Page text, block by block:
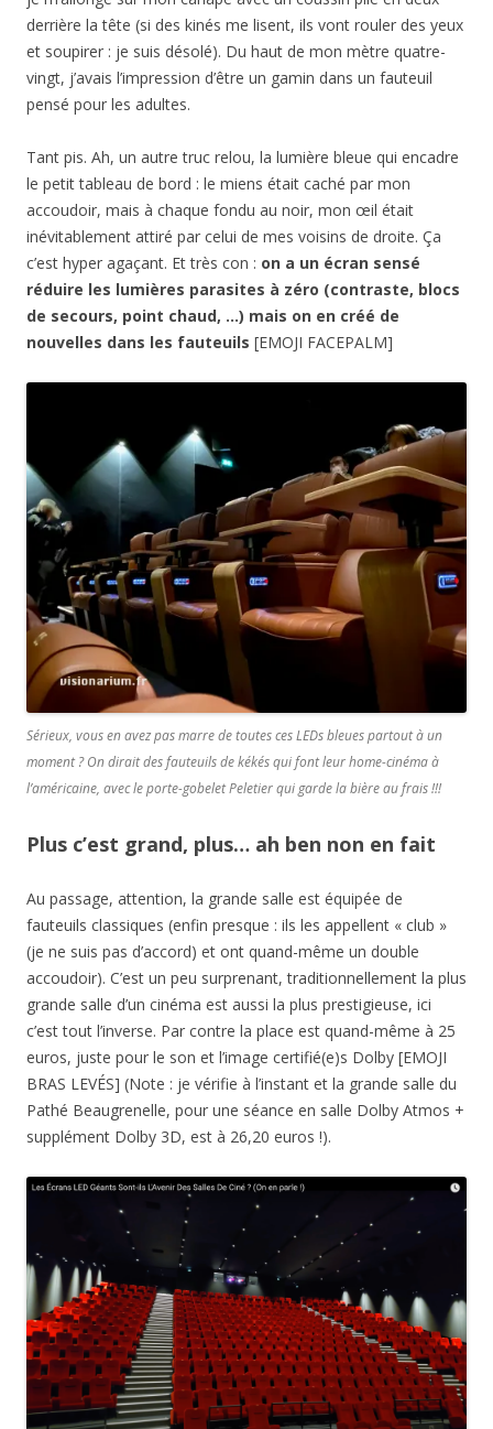
derrière la tête (si des kinés me lisent, ils vont rouler des yeux
et soupirer : je suis désolé). Du haut de mon mètre quatre-
vingt, j’avais l’impression d’être un gamin dans un fauteuil
pensé pour les adultes.
Tant pis. Ah, un autre truc relou, la lumière bleue qui encadre
le petit tableau de bord : le miens était caché par mon
accoudoir, mais à chaque fondu au noir, mon œil était
inévitablement attiré par celui de mes voisins de droite. Ça
c’est hyper agaçant. Et très con : on a un écran sensé
réduire les lumières parasites à zéro (contraste, blocs
de secours, point chaud, …) mais on en créé de
nouvelles dans les fauteuils [EMOJI FACEPALM]
Sérieux, vous en avez pas marre de toutes ces LEDs bleues partout à un
moment ? On dirait des fauteuils de kékés qui font leur home-cinéma à
l’américaine, avec le porte-gobelet Peletier qui garde la bière au frais !!!
Plus c’est grand, plus… ah ben non en fait
Au passage, attention, la grande salle est équipée de
fauteuils classiques (enfin presque : ils les appellent « club »
(je ne suis pas d’accord) et ont quand-même un double
accoudoir). C’est un peu surprenant, traditionnellement la plus
grande salle d’un cinéma est aussi la plus prestigieuse, ici
c’est tout l’inverse. Par contre la place est quand-même à 25
euros, juste pour le son et l’image certifié(e)s Dolby [EMOJI
BRAS LEVÉS] (Note : je vérifie à l’instant et la grande salle du
Pathé Beaugrenelle, pour une séance en salle Dolby Atmos +
supplément Dolby 3D, est à 26,20 euros !).